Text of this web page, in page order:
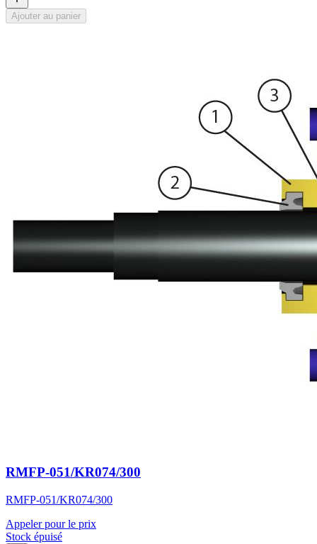
Ajouter au panier
RMFP-051/KR074/300
RMFP-051/KR074/300
Appeler pour le prix
Stock épuisé